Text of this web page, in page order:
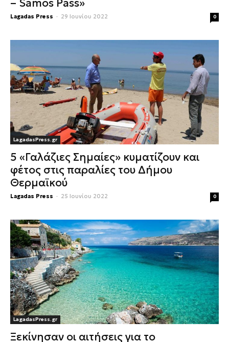
– Samos Pass»
Lagadas Press - 29 Ιουνίου 2022 0
LagadasPress.gr
5 «Γαλάζιες Σημαίες» κυματίζουν και
φέτος στις παραλίες του Δήμου
Θερμαϊκού
Lagadas Press - 25 Ιουνίου 2022 0
LagadasPress.gr
Ξεκίνησαν οι αιτήσεις για το